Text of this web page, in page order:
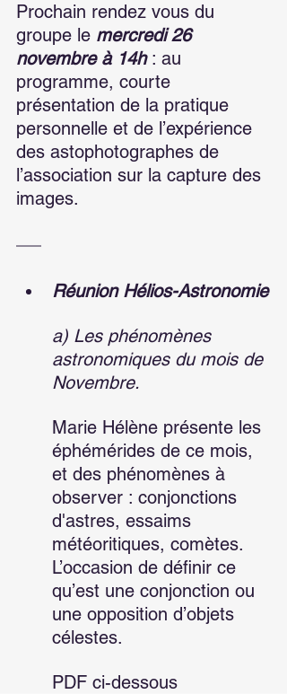
Prochain rendez vous du
groupe le mercredi 26
novembre à 14h : au
programme, courte
présentation de la pratique
personnelle et de l’expérience
des astophotographes de
l’association sur la capture des
images.
Réunion Hélios-Astronomie
a) Les phénomènes
astronomiques du mois de
Novembre.
Marie Hélène présente les
éphémérides de ce mois,
et des phénomènes à
observer : conjonctions
d'astres, essaims
météoritiques, comètes.
L’occasion de définir ce
qu’est une conjonction ou
une opposition d’objets
célestes.
PDF ci-dessous